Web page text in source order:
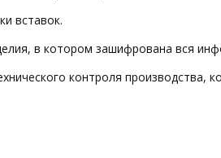
вставок.
в котором зашифрована вся
контроля производства,